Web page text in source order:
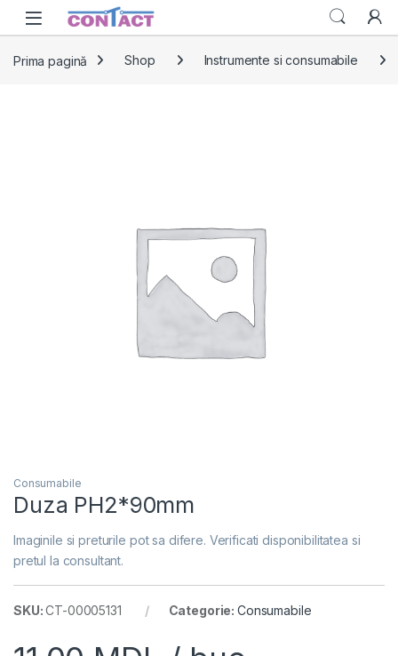
Skip to navigation
Skip to content
Prima pagină Shop Instrumente si consumabile
Consumabile
Duza PH2*90mm
Imaginile si preturile pot sa difere. Verificati disponibilitatea si
pretul la consultant.
SKU:CT-00005131 Categorie: Consumabile